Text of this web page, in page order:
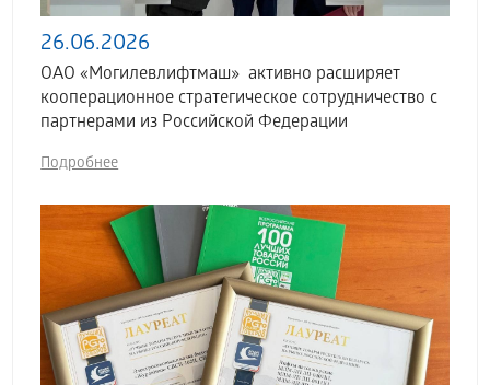
26.06.2026
ОАО «Могилевлифтмаш» активно расширяет
кооперационное стратегическое сотрудничество с
партнерами из Российской Федерации
Подробнее